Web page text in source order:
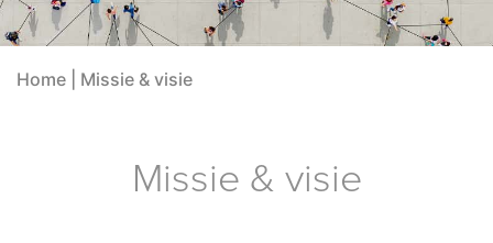
Home Missie & visie
Missie & visie